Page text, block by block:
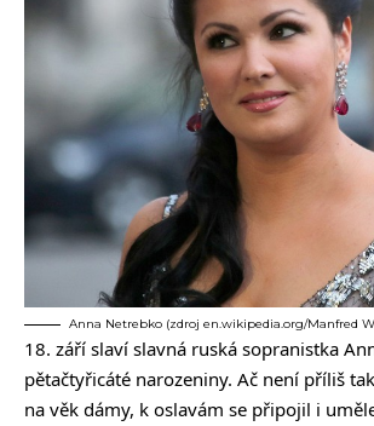
Anna Netrebko (zdroj en.wikipedia.org/Manfred
18. září slaví slavná ruská sopranistka
pětačtyřicáté narozeniny. Ač není příliš
na věk dámy, k oslavám se připojil i